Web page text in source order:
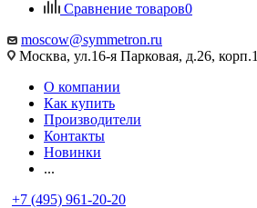
Сравнение товаров0
moscow@symmetron.ru
Москва, ул.16-я Парковая, д.26, корп.1
О компании
Как купить
Производители
Контакты
Новинки
...
+7 (495) 961-20-20